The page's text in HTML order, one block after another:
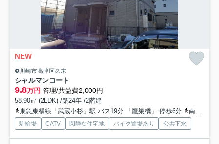
NEW
川崎市高津区久末
シャルマンコート
9.8万円 管理/共益費2,000円
58.90㎡ (2LDK) /築24年 /2階建
東急東横線「武蔵小杉」駅 バス19分 「鷹巣橋」 停歩6分
南武線「武蔵中原」駅 徒歩28分
駐輪場 CATV 閑静な住宅地 バイク置場あり 公共下水